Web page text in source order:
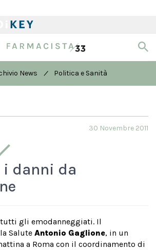
News / Politica e Sanità
30 Novembre 2011
danni da
gli emodanneggiati. Il
Salute Antonio Gaglione, in un
a Roma con il coordinamento di